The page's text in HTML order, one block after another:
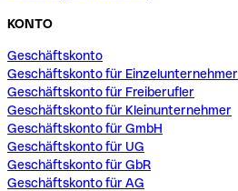
KONTO
Geschäftskonto
Geschäftskonto für Einzelunternehmer
Geschäftskonto für Freiberufler
Geschäftskonto für Kleinunternehmer
Geschäftskonto für GmbH
Geschäftskonto für UG
Geschäftskonto für GbR
Geschäftskonto für AG